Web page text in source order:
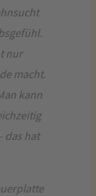
nur
macht.
kann
das hat